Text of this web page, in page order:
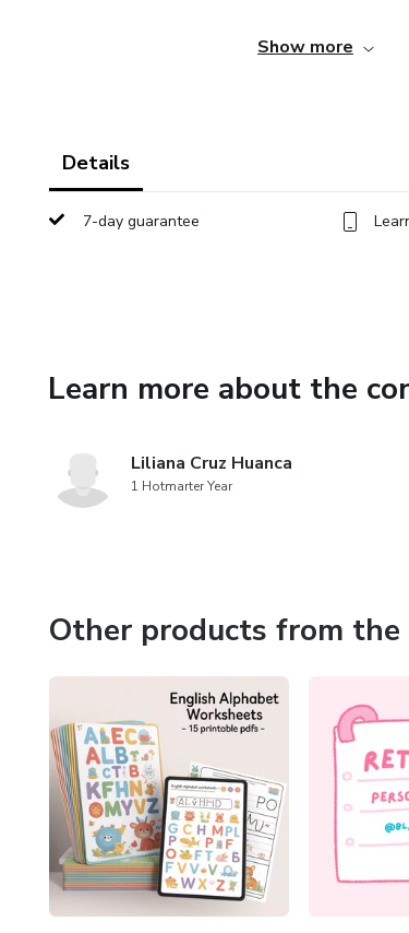
- Encerrar en
Todo el material
- Centros infantiles
- Cuidadores o
👉 No es
📌 Importante
Show more
Details
7-day guarantee
Learn more about the
Liliana Cruz Huanca
1 Hotmarter Year
Other products from the